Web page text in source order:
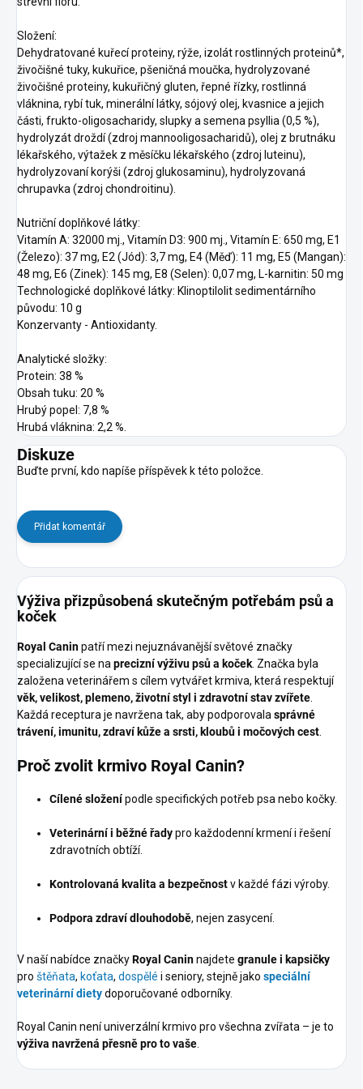
Složení:
Dehydratované kuřecí proteiny, rýže, izolát rostlinných proteinů*,
živočišné tuky, kukuřice, pšeničná moučka, hydrolyzované
živočišné proteiny, kukuřičný gluten, řepné řízky, rostlinná
vláknina, rybí tuk, minerální látky, sójový olej, kvasnice a jejich
části, frukto-oligosacharidy, slupky a semena psyllia (0,5 %),
hydrolyzát droždí (zdroj mannooligosacharidů), olej z brutnáku
lékařského, výtažek z měsíčku lékařského (zdroj luteinu),
hydrolyzovaní korýši (zdroj glukosaminu), hydrolyzovaná
chrupavka (zdroj chondroitinu).
Nutriční doplňkové látky:
Vitamín A: 32000 mj., Vitamín D3: 900 mj., Vitamín E: 650 mg, E1
(Železo): 37 mg, E2 (Jód): 3,7 mg, E4 (Měď): 11 mg, E5 (Mangan):
48 mg, E6 (Zinek): 145 mg, E8 (Selen): 0,07 mg, L-karnitin: 50 mg
Technologické doplňkové látky: Klinoptilolit sedimentárního
původu: 10 g
Konzervanty - Antioxidanty.
Analytické složky:
Protein: 38 %
Obsah tuku: 20 %
Hrubý popel: 7,8 %
Hrubá vláknina: 2,2 %.
Diskuze
Buďte první, kdo napíše příspěvek k této položce.
Přidat komentář
Výživa přizpůsobená skutečným potřebám psů a
koček
Royal Caninpatří mezi nejuznávanější světové značky
specializující se na precizní výživu psů a koček . Značka byla
založena veterinářem s cílem vytvářet krmiva, která respektují
věk, velikost, plemeno, životní styl i zdravotní stav zvířete
Každá receptura je navržena tak, aby podporovala správné
trávení, imunitu, zdraví kůže a srsti, kloubů i močových cest
Proč zvolit krmivo Royal Canin?
Cílené složenípodle specifických potřeb psa nebo kočky.
Veterinární i běžné řadypro každodenní krmení i řešení
zdravotních obtíží.
Kontrolovaná kvalita a bezpečnostv každé fázi výroby.
Podpora zdraví dlouhodobě, nejen zasycení.
V naší nabídce značkyRoyal Caninnajdete granule i kapsičky
pro štěňata, koťata, dospělé i seniory, stejně jako speciální
veterinární dietydoporučované odborníky.
Royal Canin není univerzální krmivo pro všechna zvířata – je to
výživa navržená přesně pro to vaše